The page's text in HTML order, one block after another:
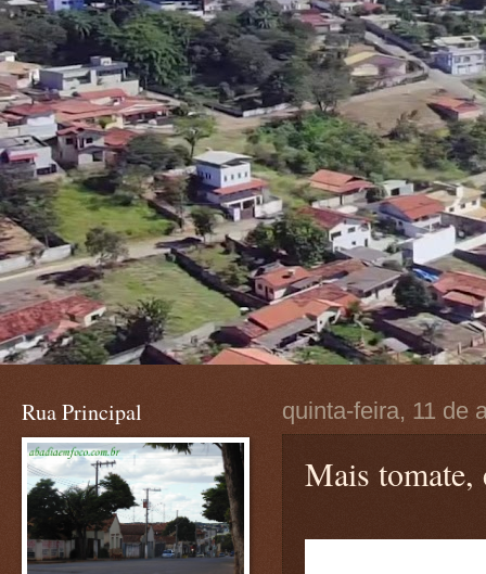
quinta-feira, 11 de
Mais tomate,
Rua Principal